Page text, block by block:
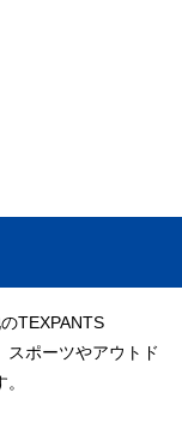
TEXPANTS
スポーツやアウトド